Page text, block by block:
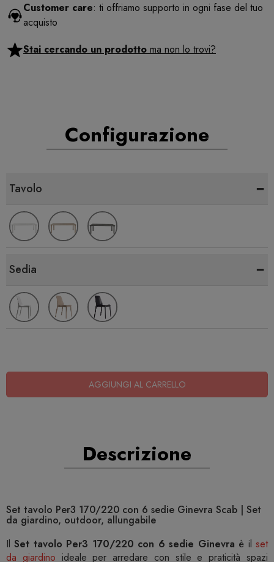
Customer care: ti offriamo supporto in ogni fase del tuo
acquisto
Stai cercando un prodotto ma non lo trovi?
Configurazione
Tavolo -
Sedia -
AGGIUNGI AL CARRELLO
Descrizione
Set tavolo Per3 170/220 con 6 sedie Ginevra Scab | Set
da giardino, outdoor, allungabile
IlSet tavolo Per3 170/220 con 6 sedie Ginevra è ilset
da giardino ideale per arredare con stile e praticità spazi